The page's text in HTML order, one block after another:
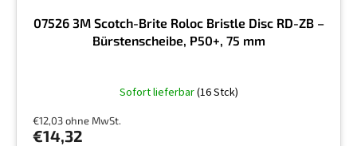
07526 3M Scotch-Brite Roloc Bristle Disc RD-ZB –
Bürstenscheibe, P50+, 75 mm
Sofort lieferbar(16 Stck)
€12,03 ohne MwSt.
€14,32